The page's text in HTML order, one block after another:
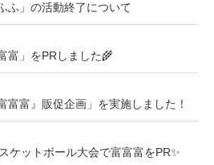
ふ」の活動終了について
富」をPRしました🌾
富富』販促企画」を実施しました！
ケットボール大会で富富富をPR✨